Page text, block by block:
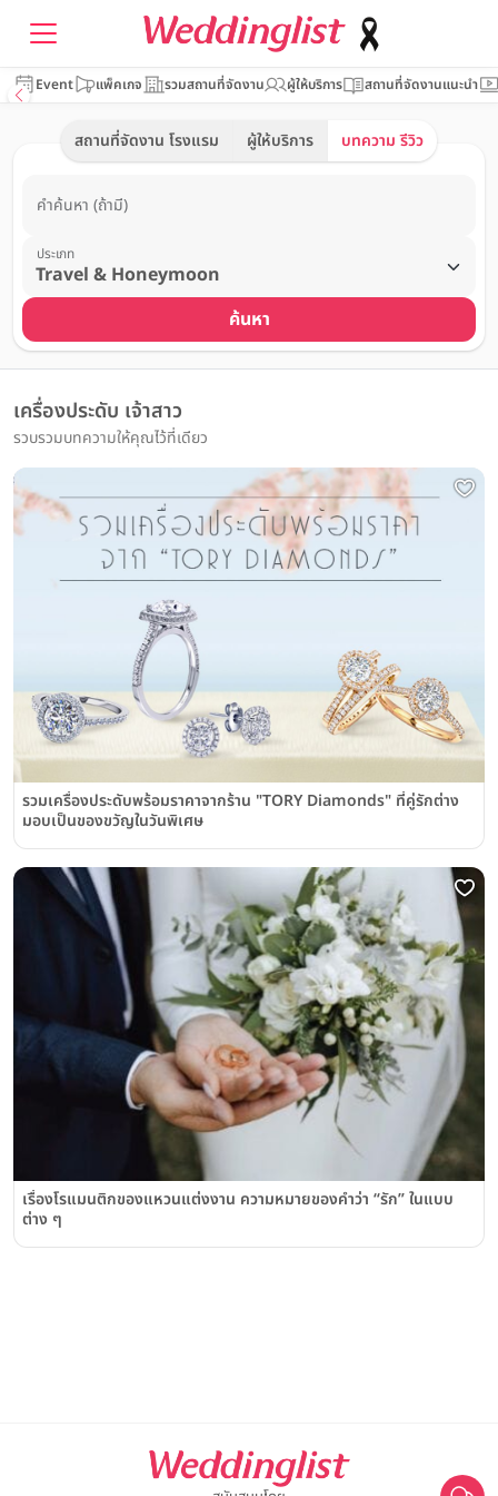
Event แพ็คเกจ รวมสถานที่จัดงาน ผู้ให้บริการ สถานที่จัดงานแนะนำ
สถานที่จัดงาน โรงแรม ผู้ให้บริการ บทความ รีวิว
คำค้นหา (ถ้ามี)
ประเภท
ค้นหา
เครื่องประดับ เจ้าสาว
รวบรวมบทความให้คุณไว้ที่เดียว
รวมเครื่องประดับพร้อมราคาจากร้าน "TORY Diamonds" ที่คู่รักต่าง
มอบเป็นของขวัญในวันพิเศษ
เรื่องโรแมนติกของแหวนแต่งงาน ความหมายของคำว่า “รัก” ในแบบ
ต่าง ๆ